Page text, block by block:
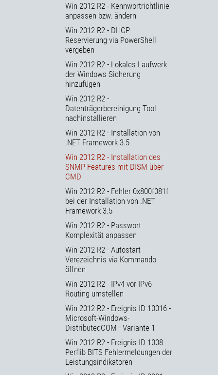
Win 2012 R2 - Kennwortrichtlinie
anpassen bzw. ändern
Win 2012 R2 - DHCP
Reservierung via PowerShell
vergeben
Win 2012 R2 - Lokales Laufwerk
der Windows Sicherung
hinzufügen
Win 2012 R2 -
Datenträgerbereinigung Tool
nachinstallieren
Win 2012 R2 - Installation von
.NET Framework 3.5
Win 2012 R2 - Installation des
SNMP Features mit DISM über
CMD
Win 2012 R2 - Fehler 0x800f081f
bei der Installation von .NET
Framework 3.5
Win 2012 R2 - Passwort
Komplexität anpassen
Win 2012 R2 - Autostart
Verezeichnis via Kommando
öffnen
Win 2012 R2 - IPv4 vor IPv6
Routing umstellen
Win 2012 R2 - Ereignis ID 10016 -
Microsoft-Windows-
DistributedCOM - Variante 1
Win 2012 R2 - Ereignis ID 1008
Perflib BITS Fehlermeldungen der
Leistungsindikatoren